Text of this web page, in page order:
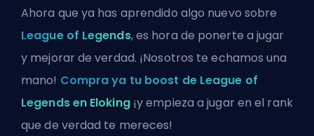
Ahora que ya has aprendido algo nuevo sobre
League of Legends, es hora de ponerte a jugar
y mejorar de verdad. ¡Nosotros te echamos una
mano! Compra ya tu boost de League of
Legends en Eloking¡y empieza a jugar en el rank
que de verdad te mereces!